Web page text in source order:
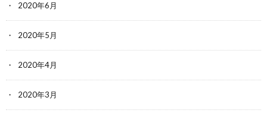
2020年6月
2020年5月
2020年4月
2020年3月